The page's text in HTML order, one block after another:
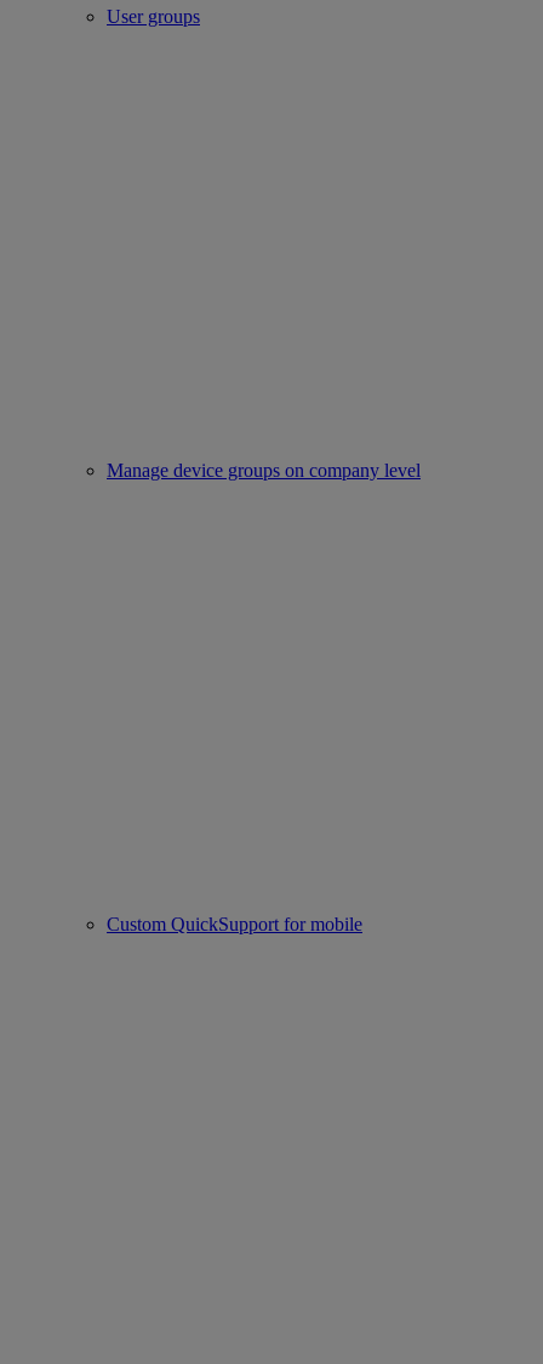
User groups
Manage device groups on company level
Custom QuickSupport for mobile